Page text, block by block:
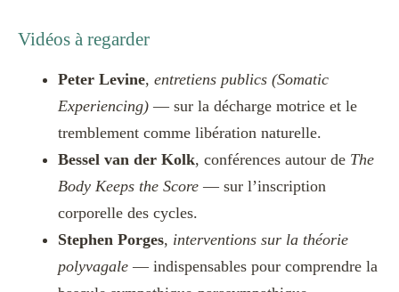
Vidéos à regarder
Peter Levine, entretiens publics (Somatic
Experiencing) — sur la décharge motrice et le
tremblement comme libération naturelle.
Bessel van der Kolk, conférences autour de The
Body Keeps the Score — sur l’inscription
corporelle des cycles.
Stephen Porges, interventions sur la théorie
polyvagale — indispensables pour comprendre la